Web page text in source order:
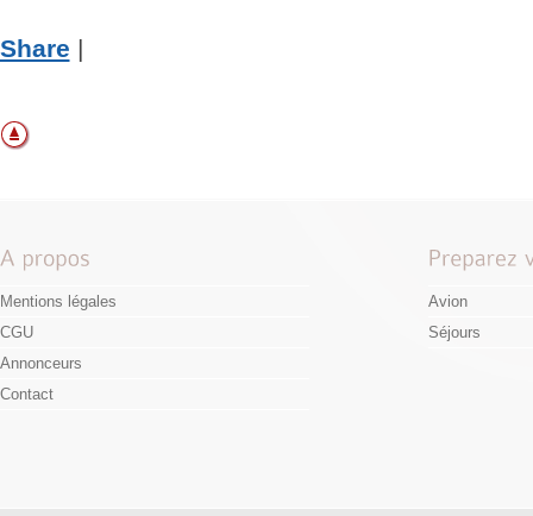
Share |
Mentions légales
CGU
Annonceurs
Contact
Avion
Séjours